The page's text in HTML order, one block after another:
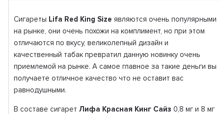
Сигареты Lifa Red King Size являются очень популярными
на рынке, они очень похожи на комплимент, но при этом
отличаются по вкусу, великолепный дизайн и
качественный табак превратил данную новинку очень
приемлемой на рынке. А самое главное за такие деньги вы
получаете отличное качество что не оставит вас
равнодушными.
В составе сигарет Лифа Красная Кинг Сайз 0,8 мг и 8 мг